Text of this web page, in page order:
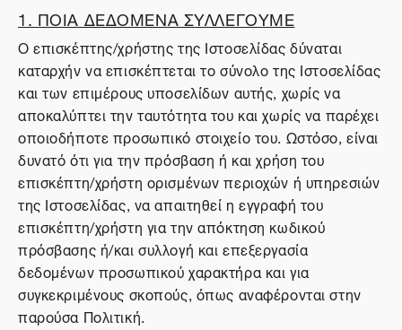
1. ΠΟΙΑ ΔΕΔΟΜΕΝΑ ΣΥΛΛΕΓΟΥΜΕ
Ο επισκέπτης/χρήστης της Ιστοσελίδας δύναται
καταρχήν να επισκέπτεται το σύνολο της Ιστοσελίδας
και των επιμέρους υποσελίδων αυτής, χωρίς να
αποκαλύπτει την ταυτότητα του και χωρίς να παρέχει
οποιοδήποτε προσωπικό στοιχείο του. Ωστόσο, είναι
δυνατό ότι για την πρόσβαση ή και χρήση του
επισκέπτη/χρήστη ορισμένων περιοχών ή υπηρεσιών
της Ιστοσελίδας, να απαιτηθεί η εγγραφή του
επισκέπτη/χρήστη για την απόκτηση κωδικού
πρόσβασης ή/και συλλογή και επεξεργασία
δεδομένων προσωπικού χαρακτήρα και για
συγκεκριμένους σκοπούς, όπως αναφέρονται στην
παρούσα Πολιτική.